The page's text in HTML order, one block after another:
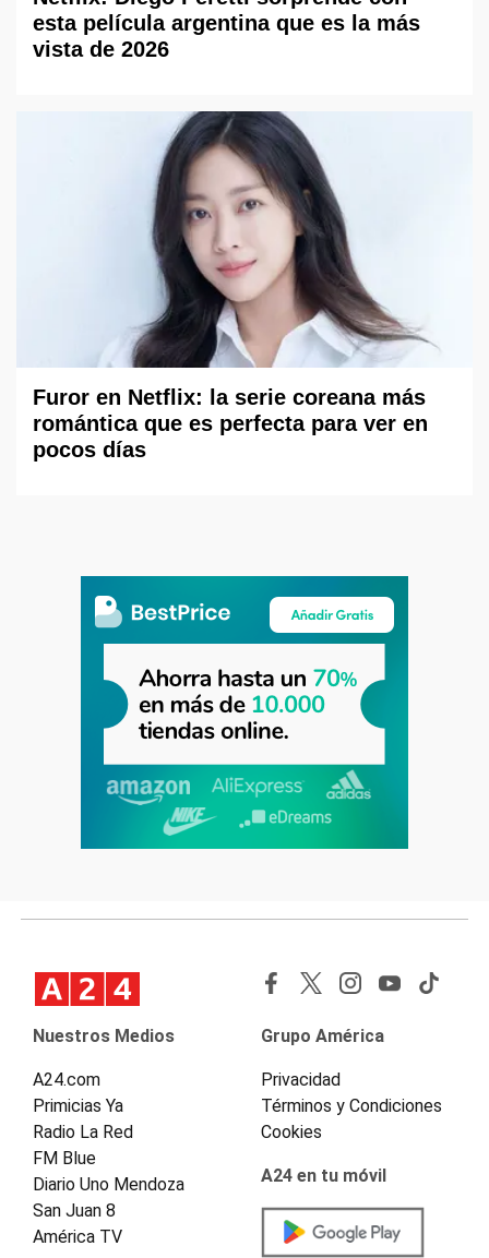
esta película argentina que es la más
vista de 2026
Furor en Netflix: la serie coreana más
romántica que es perfecta para ver en
pocos días
Nuestros Medios
A24.com
Primicias Ya
Radio La Red
FM Blue
Diario Uno Mendoza
San Juan 8
América TV
Grupo América
Privacidad
Términos y Condiciones
Cookies
A24 en tu móvil